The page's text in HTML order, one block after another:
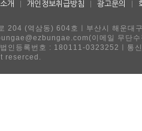
개 개인정보취급방침 광고문의
204 (역삼동) 604호ㅣ부산시 해운
이메일 무단수
인등록번호 : 180111-0323252ㅣ통
reserced.